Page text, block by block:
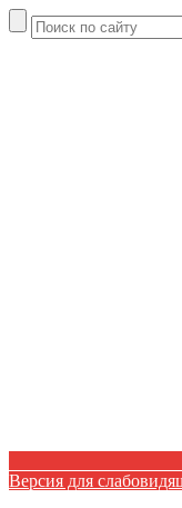
Версия для